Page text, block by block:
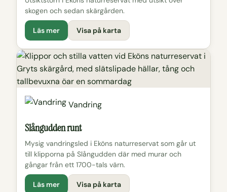
skogen och sedan skärgården.
Läs mer Visa på karta
Vandring
Slångudden runt
Mysig vandringsled i Eköns naturreservat som går ut
till klipporna på Slångudden där med murar och
gångar från ett 1700-tals värn.
Läs mer Visa på karta